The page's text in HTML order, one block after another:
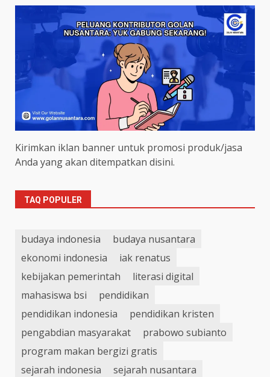
Kirimkan iklan banner untuk promosi produk/jasa
Anda yang akan ditempatkan disini.
TAQ POPULER
budaya indonesia
budaya nusantara
ekonomi indonesia
iak renatus
kebijakan pemerintah
literasi digital
mahasiswa bsi
pendidikan
pendidikan indonesia
pendidikan kristen
pengabdian masyarakat
prabowo subianto
program makan bergizi gratis
sejarah indonesia
sejarah nusantara